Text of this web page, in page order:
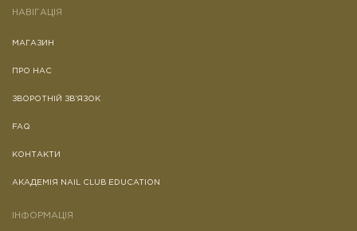
НАВІГАЦІЯ
МАГАЗИН
ПРО НАС
ЗВОРОТНІЙ ЗВ’ЯЗОК
FAQ
КОНТАКТИ
АКАДЕМІЯ NAIL CLUB EDUCATION
ІНФОРМАЦІЯ